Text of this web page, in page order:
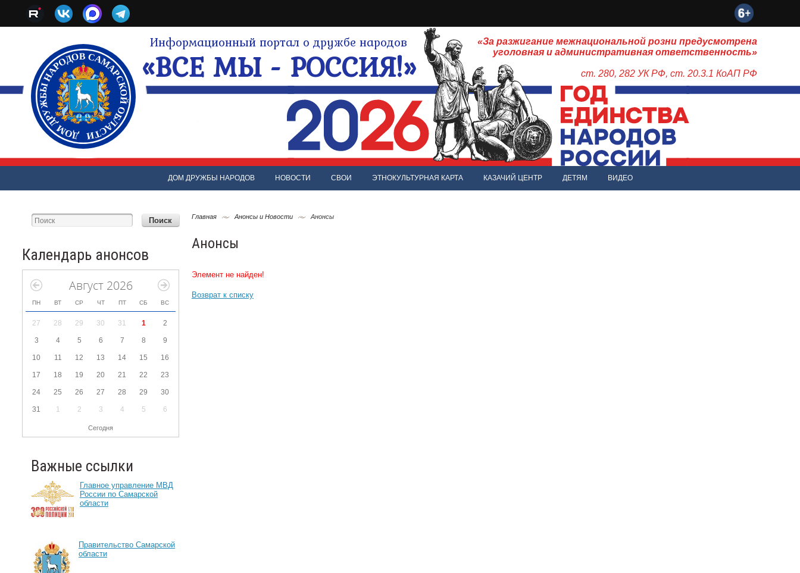
Информационный портал о дружбе народов
«ВСЕ МЫ - РОССИЯ!»
«За разжигание межнациональной розни предусмотрена
уголовная и административная ответственность»
ст. 280, 282 УК РФ, ст. 20.3.1 КоАП РФ
ДОМ ДРУЖБЫ НАРОДОВ НОВОСТИ СВОИ ЭТНОКУЛЬТУРНАЯ КАРТА КАЗАЧИЙ ЦЕНТР ДЕТЯМ ВИДЕО
Календарь анонсов
Август 2026
ПН ВТ СР ЧТ ПТ СБ ВС
27 28 29 30 31 1 2
3 4 5 6 7 8 9
10 11 12 13 14 15 16
17 18 19 20 21 22 23
24 25 26 27 28 29 30
31 1 2 3 4 5 6
Сегодня
Важные ссылки
Главное управление МВД
России по Самарской
области
Правительство Самарской
области
Главная Анонсы и Новости Анонсы
Анонсы
Элемент не найден!
Возврат к списку